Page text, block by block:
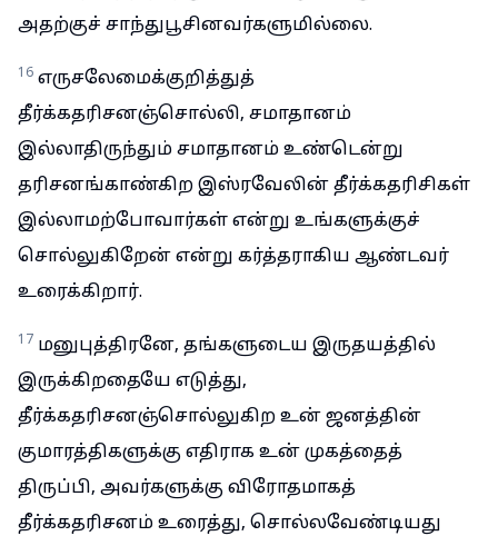
அதற்குச் சாந்துபூசினவர்களுமில்லை.
16 எருசலேமைக்குறித்துத்
தீர்க்கதரிசனஞ்சொல்லி, சமாதானம்
இல்லாதிருந்தும் சமாதானம் உண்டென்று
தரிசனங்காண்கிற இஸ்ரவேலின் தீர்க்கதரிசிகள்
இல்லாமற்போவார்கள் என்று உங்களுக்குச்
சொல்லுகிறேன் என்று கர்த்தராகிய ஆண்டவர்
உரைக்கிறார்.
17 மனுபுத்திரனே, தங்களுடைய இருதயத்தில்
இருக்கிறதையே எடுத்து,
தீர்க்கதரிசனஞ்சொல்லுகிற உன் ஜனத்தின்
குமாரத்திகளுக்கு எதிராக உன் முகத்தைத்
திருப்பி, அவர்களுக்கு விரோதமாகத்
தீர்க்கதரிசனம் உரைத்து, சொல்லவேண்டியது